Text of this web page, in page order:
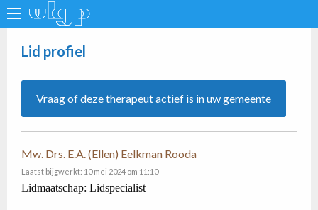
Lid profiel
Vraag of deze therapeut actief is in uw gemeente
Mw. Drs. E.A. (Ellen) Eelkman Rooda
Laatst bijgwerkt: 10 mei 2024 om 11:10
Lidmaatschap: Lidspecialist